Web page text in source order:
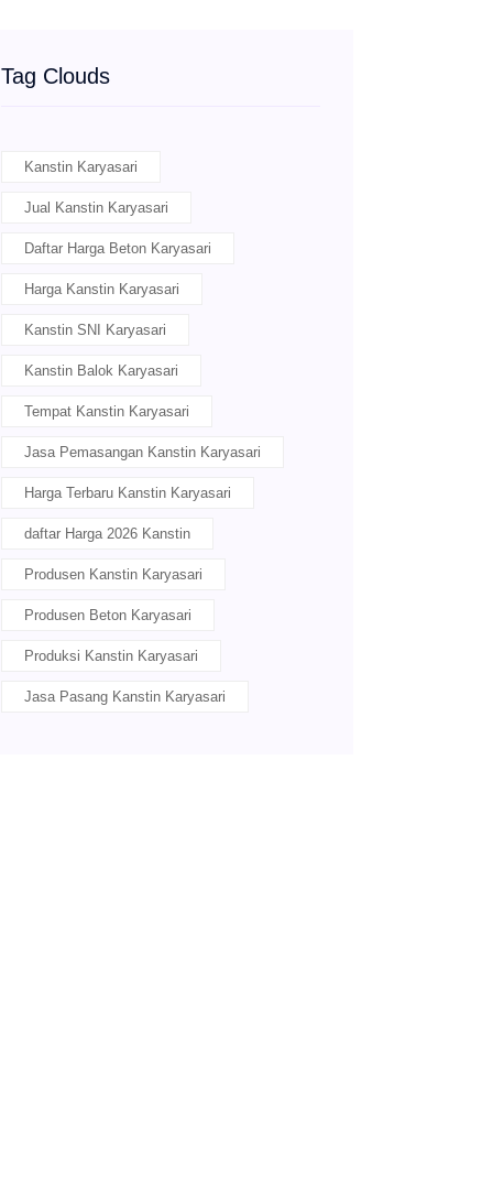
Tag Clouds
Kanstin Karyasari
Jual Kanstin Karyasari
Daftar Harga Beton Karyasari
Harga Kanstin Karyasari
Kanstin SNI Karyasari
Kanstin Balok Karyasari
Tempat Kanstin Karyasari
Jasa Pemasangan Kanstin Karyasari
Harga Terbaru Kanstin Karyasari
daftar Harga 2026 Kanstin
Produsen Kanstin Karyasari
Produsen Beton Karyasari
Produksi Kanstin Karyasari
Jasa Pasang Kanstin Karyasari